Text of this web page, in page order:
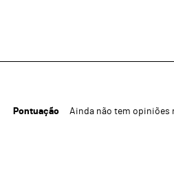
Pontuação Ainda não tem opiniões